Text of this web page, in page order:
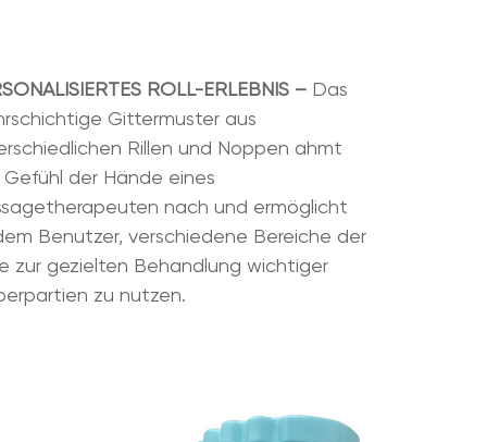
ROLL-ERLEBNIS – Das
Gittermuster aus
Rillen und Noppen ahmt
Gefühl der Hände eines
nach und ermöglicht
Benutzer, verschiedene Bereiche der
zur gezielten Behandlung wichtiger
zu nutzen.